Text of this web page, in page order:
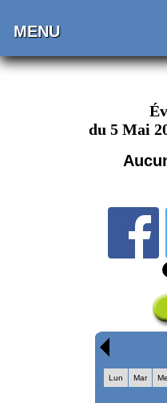
MENU
du 5 Mai
Lun Mar